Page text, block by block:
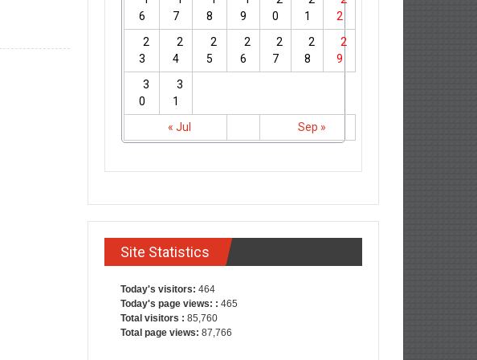
« Jul Sep »
6
7
8
9
0
1
2
2
3
2
4
2
5
2
6
2
7
2
8
2
9
3
0
3
1
Site Statistics
Today's visitors: 464
Today's page views: : 465
Total visitors : 85,760
Total page views: 87,766